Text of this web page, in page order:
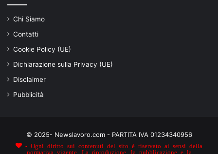
Chi Siamo
Contatti
Cookie Policy (UE)
Dichiarazione sulla Privacy (UE)
Disclaimer
Pubblicità
© 2025- Newslavoro.com - PARTITA IVA 01234340956
- Ogni diritto sui contenuti del sito è riservato ai sensi della
normativa vigente. La riproduzione, la pubblicazione e la